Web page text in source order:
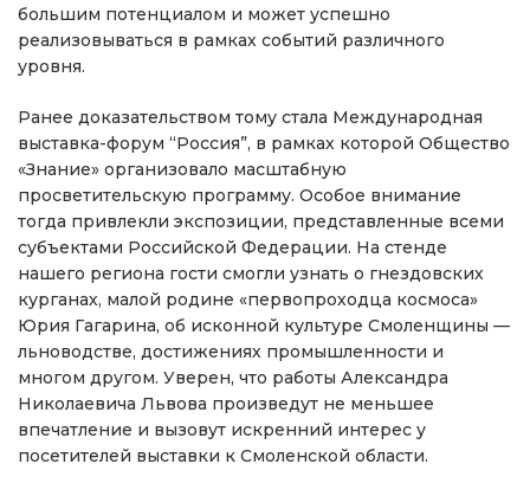
большим потенциалом и может успешно
реализовываться в рамках событий различного
уровня.
Ранее доказательством тому стала Международная
выставка-форум “Россия”, в рамках которой Общество
«Знание» организовало масштабную
просветительскую программу. Особое внимание
тогда привлекли экспозиции, представленные всеми
субъектами Российской Федерации. На стенде
нашего региона гости смогли узнать о гнездовских
курганах, малой родине «первопроходца космоса»
Юрия Гагарина, об исконной культуре Смоленщины —
льноводстве, достижениях промышленности и
многом другом. Уверен, что работы Александра
Николаевича Львова произведут не меньшее
впечатление и вызовут искренний интерес у
посетителей выставки к Смоленской области.